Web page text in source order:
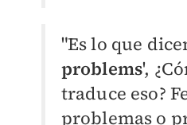
"Es lo que
problems',
traduce eso?
problemas o